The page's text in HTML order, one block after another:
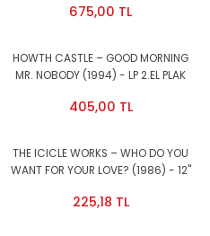
675,00 TL
HOWTH CASTLE – GOOD MORNING
MR. NOBODY (1994) - LP 2.EL PLAK
405,00 TL
THE ICICLE WORKS – WHO DO YOU
WANT FOR YOUR LOVE? (1986) - 12''
225,18 TL